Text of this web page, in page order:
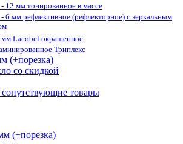
12 мм тонированное в массе
6 мм рефлективное (рефлекторное) с зеркальным
мм Lacobel окрашенное
Триплекс
(+порезка)
со скидкой
товары
(+порезка)